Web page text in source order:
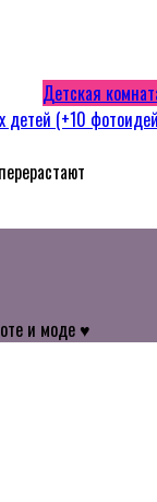
Детская
детей (+10
и моде ♥